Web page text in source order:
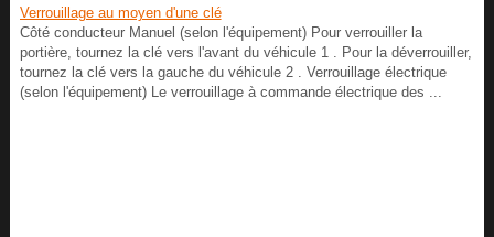
Verrouillage au moyen d'une clé
Côté conducteur Manuel (selon l'équipement) Pour verrouiller la
portière, tournez la clé vers l'avant du véhicule 1 . Pour la déverrouiller,
tournez la clé vers la gauche du véhicule 2 . Verrouillage électrique
(selon l'équipement) Le verrouillage à commande électrique des ...